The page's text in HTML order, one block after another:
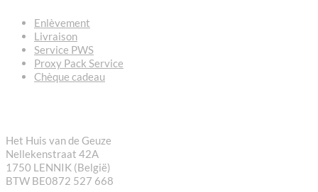
Enlèvement
Livraison
Service PWS
Proxy Pack Service
Chèque cadeau
Het Huis van de Geuze
Nellekenstraat 42A
1750 LENNIK (België)
BTW BE0872 527 668